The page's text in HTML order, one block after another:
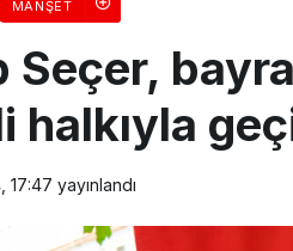
MANŞET
Seçer,
halkıyla
17:47 yayınlandı